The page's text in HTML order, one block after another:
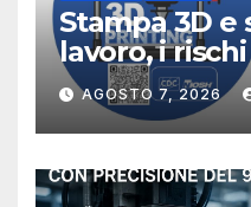
Stampa 3D e
lavoro, i
NIOSH
AGOSTO 7, 2026